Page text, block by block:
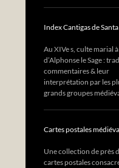
Index Cantigas de
Au XIVe s, culte marial
d’Alphonse le Sage :
commentaires & leur
interprétation par les
grands groupes
Cartes postales
Une collection de près
cartes postales